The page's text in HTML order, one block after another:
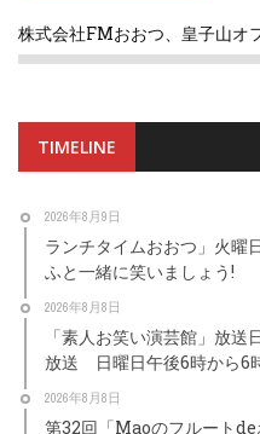
株式会社FMおおつ、皇子山オ
TIMELINE
2026年8月9日
ランチタイムおおつ」火
ふと一緒に笑いましょう!
2026年8月8日
「素人お笑い演芸館」放
放送 日曜日午後6時から6
2026年8月8日
第32回「Maoのフルート